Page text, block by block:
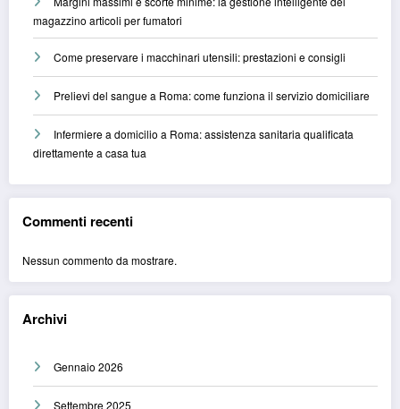
magazzino articoli per fumatori
Come preservare i macchinari utensili: prestazioni e consigli
Prelievi del sangue a Roma: come funziona il servizio domiciliare
Infermiere a domicilio a Roma: assistenza sanitaria qualificata
direttamente a casa tua
Commenti recenti
Nessun commento da mostrare.
Archivi
Gennaio 2026
Settembre 2025